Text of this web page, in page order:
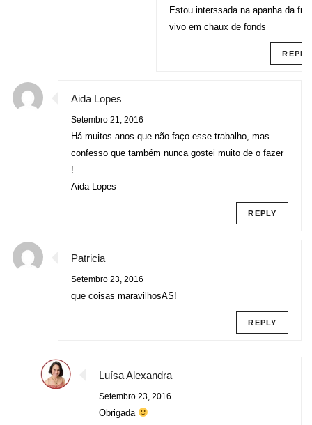
Estou interssada na apanha da
vivo em chaux de fonds
REPLY
Aida Lopes
Setembro 21, 2016
Há muitos anos que não faço esse trabalho, mas
confesso que também nunca gostei muito de o fazer
!
Aida Lopes
REPLY
Patricia
Setembro 23, 2016
que coisas maravilhosAS!
REPLY
Luísa Alexandra
Setembro 23, 2016
Obrigada